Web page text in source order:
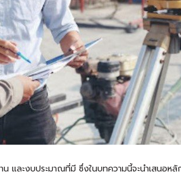
และงบประมาณที่มี ซึ่งในบทความนี้จะนำเสนอหลั